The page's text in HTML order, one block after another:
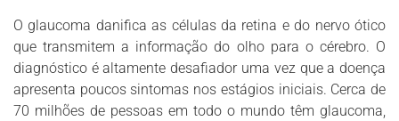
O glaucoma danifica as células da retina e do nervo ótico
que transmitem a informação do olho para o cérebro. O
diagnóstico é altamente desafiador uma vez que a doença
apresenta poucos sintomas nos estágios iniciais. Cerca de
70 milhões de pessoas em todo o mundo têm glaucoma,